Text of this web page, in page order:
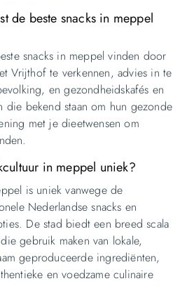
de beste snacks in meppel
snacks in meppel vinden door
Vrijthof te verkennen, advies in te
en gezondheidskafés en
die bekend staan om hun gezonde
met je dieetwensen om
in meppel uniek?
is uniek vanwege de
Nederlandse snacks en
De stad biedt een breed scala
gebruik maken van lokale,
geproduceerde ingrediënten,
en voedzame culinaire